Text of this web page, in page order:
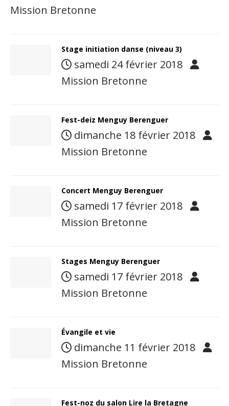
Mission Bretonne
Stage initiation danse (niveau 3)
samedi 24 février 2018
Mission Bretonne
Fest-deiz Menguy Berenguer
dimanche 18 février 2018
Mission Bretonne
Concert Menguy Berenguer
samedi 17 février 2018
Mission Bretonne
Stages Menguy Berenguer
samedi 17 février 2018
Mission Bretonne
Évangile et vie
dimanche 11 février 2018
Mission Bretonne
Fest-noz du salon Lire la Bretagne